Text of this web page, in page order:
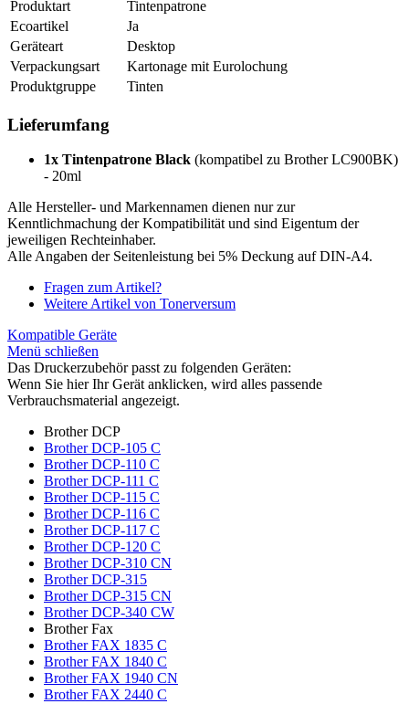
Produktart
Tintenpatrone
Ecoartikel
Ja
Geräteart
Desktop
Verpackungsart
Kartonage mit Eurolochung
Produktgruppe
Tinten
Lieferumfang
1x Tintenpatrone Black (kompatibel zu Brother LC900BK)
- 20ml
Alle Hersteller- und Markennamen dienen nur zur
Kenntlichmachung der Kompatibilität und sind Eigentum der
jeweiligen Rechteinhaber.
Alle Angaben der Seitenleistung bei 5% Deckung auf DIN-A4.
Fragen zum Artikel?
Weitere Artikel von Tonerversum
Kompatible Geräte
Menü schließen
Das Druckerzubehör passt zu folgenden Geräten:
Wenn Sie hier Ihr Gerät anklicken, wird alles passende
Verbrauchsmaterial angezeigt.
Brother DCP
Brother DCP-105 C
Brother DCP-110 C
Brother DCP-111 C
Brother DCP-115 C
Brother DCP-116 C
Brother DCP-117 C
Brother DCP-120 C
Brother DCP-310 CN
Brother DCP-315
Brother DCP-315 CN
Brother DCP-340 CW
Brother Fax
Brother FAX 1835 C
Brother FAX 1840 C
Brother FAX 1940 CN
Brother FAX 2440 C